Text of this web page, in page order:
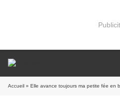
Accueil » Elle avance toujours ma petite fée en